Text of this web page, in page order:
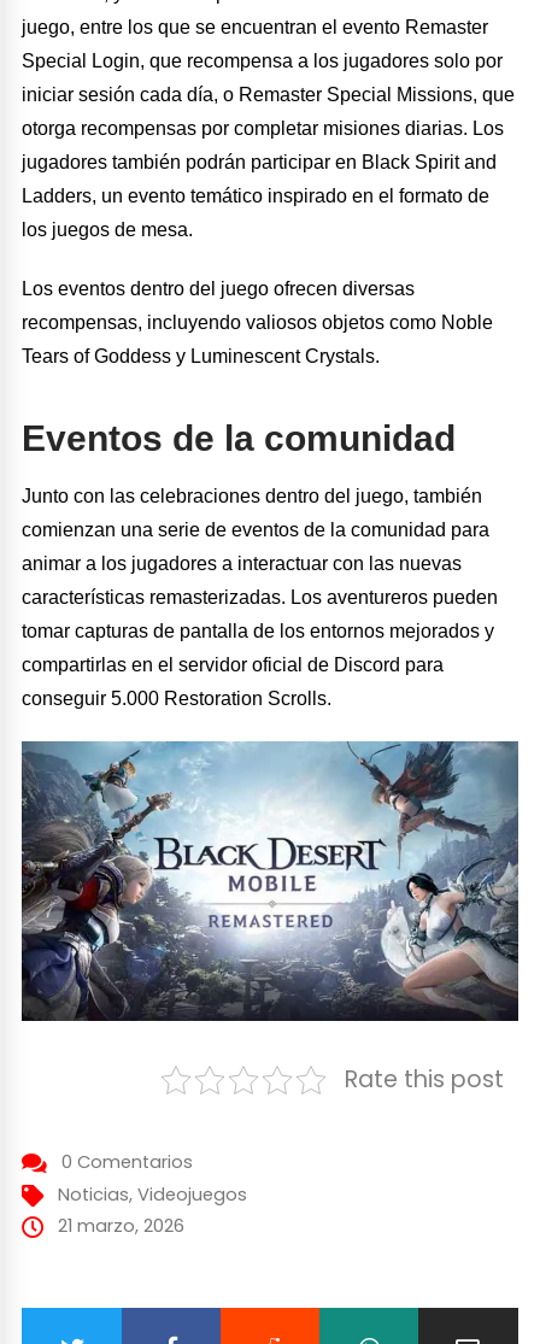
juego, entre los que se encuentran el evento Remaster
Special Login, que recompensa a los jugadores solo por
iniciar sesión cada día, o Remaster Special Missions, que
otorga recompensas por completar misiones diarias. Los
jugadores también podrán participar en Black Spirit and
Ladders, un evento temático inspirado en el formato de
los juegos de mesa.
Los eventos dentro del juego ofrecen diversas
recompensas, incluyendo valiosos objetos como Noble
Tears of Goddess y Luminescent Crystals.
Eventos de la comunidad
Junto con las celebraciones dentro del juego, también
comienzan una serie de eventos de la comunidad para
animar a los jugadores a interactuar con las nuevas
características remasterizadas. Los aventureros pueden
tomar capturas de pantalla de los entornos mejorados y
compartirlas en el servidor oficial de Discord para
conseguir 5.000 Restoration Scrolls.
Rate this post
0 Comentarios
Noticias, Videojuegos
21 marzo, 2026